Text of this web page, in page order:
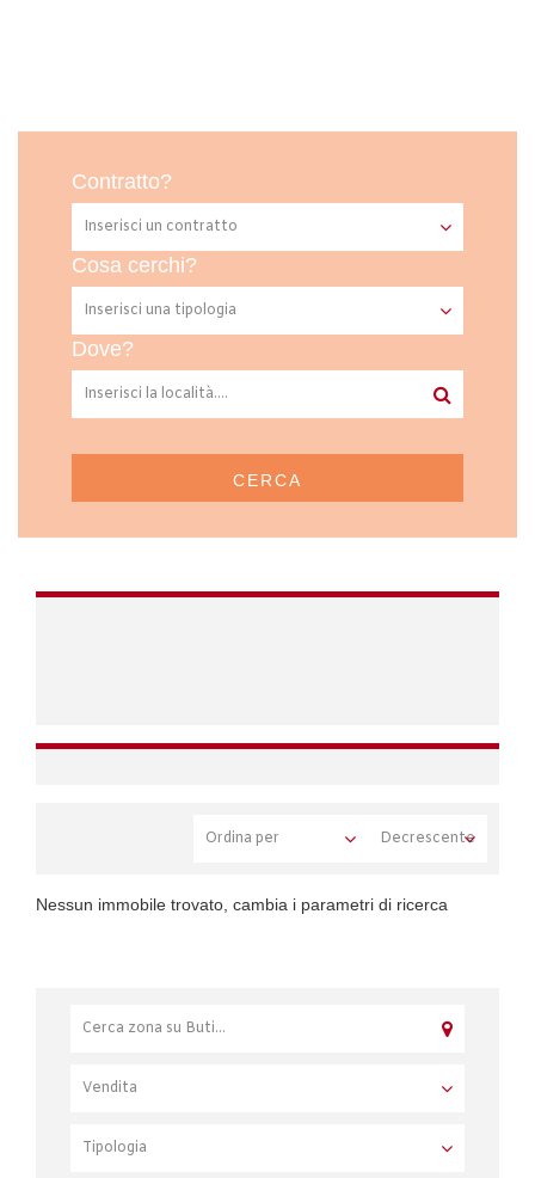
Contratto?
Cosa cerchi?
Dove?
CERCA
Nessun immobile trovato, cambia i parametri di ricerca